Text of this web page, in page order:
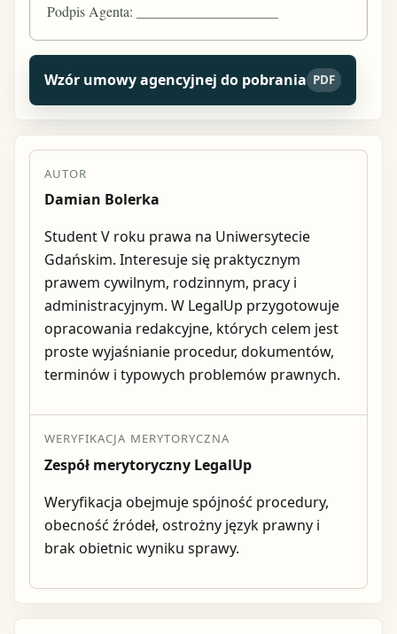
Podpis Agenta: ____________________
Wzór umowy agencyjnej do pobrania PDF
AUTOR
Damian Bolerka
Student V roku prawa na Uniwersytecie
Gdańskim. Interesuje się praktycznym
prawem cywilnym, rodzinnym, pracy i
administracyjnym. W LegalUp przygotowuje
opracowania redakcyjne, których celem jest
proste wyjaśnianie procedur, dokumentów,
terminów i typowych problemów prawnych.
WERYFIKACJA MERYTORYCZNA
Zespół merytoryczny LegalUp
Weryfikacja obejmuje spójność procedury,
obecność źródeł, ostrożny język prawny i
brak obietnic wyniku sprawy.